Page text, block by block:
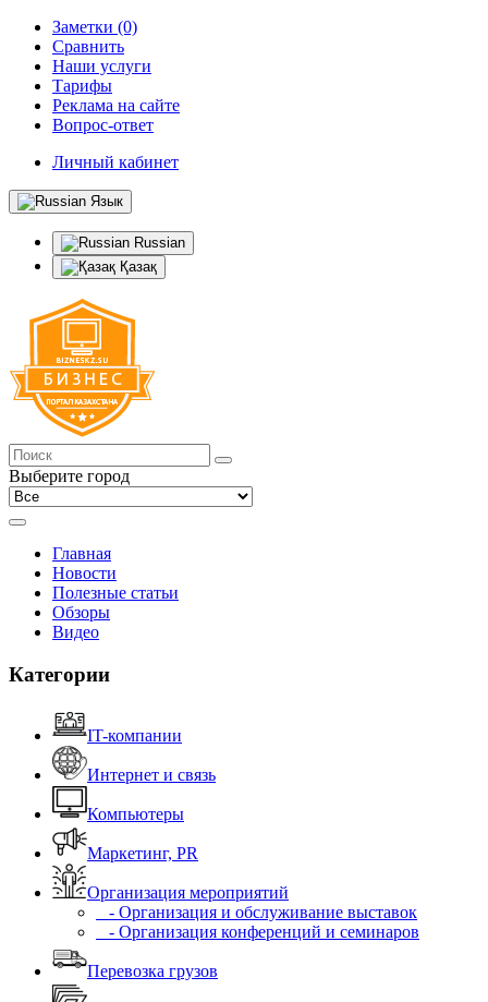
Заметки (0)
Сравнить
Наши услуги
Тарифы
Реклама на сайте
Вопрос-ответ
Личный кабинет
Язык
Russian
Қазақ
Выберите город
Главная
Новости
Полезные статьи
Обзоры
Видео
Категории
IT-компании
Интернет и связь
Компьютеры
Маркетинг, PR
Организация мероприятий
- Организация и обслуживание выставок
- Организация конференций и семинаров
Перевозка грузов